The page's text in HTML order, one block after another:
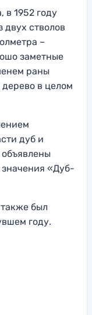
в 1952 году
стволов
–
заметные
раны
в целом
дуб и
«Дуб-
был
году.